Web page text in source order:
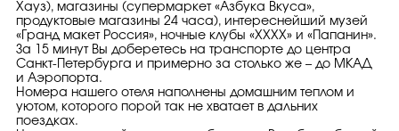
Хауз), магазины (супермаркет «Азбука Вкуса»,
продуктовые магазины 24 часа), интереснейший музей
«Гранд макет Россия», ночные клубы «XXXX» и «Папанин».
За 15 минут Вы доберетесь на транспорте до центра
Санкт-Петербурга и примерно за столько же – до МКАД
и Аэропорта.
Номера нашего отеля наполнены домашним теплом и
уютом, которого порой так не хватает в дальних
поездках.